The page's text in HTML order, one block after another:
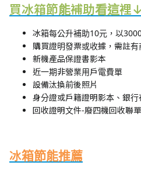
買冰箱節能補助看這裡↓
冰箱每公升補助10元，以
購買證明發票或收據，需註
新機產品保證書影本
近一期非營業用戶電費單
設備汰換前後照片
身分證或戶籍證明影本、銀
回收證明文件-廢四機回收聯
冰箱節能推薦